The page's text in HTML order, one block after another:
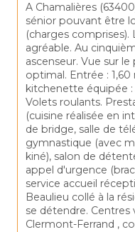
A Chamalières
sénior pouvant être
(charges comprises).
agréable. Au
ascenseur. Vue sur
optimal. Entrée : 1,60
kitchenette équipée :
Volets roulants.
(cuisine réalisée en
de bridge, salle de
gymnastique (avec
kiné), salon de
appel d'urgence
service accueil
Beaulieu collé à la
se détendre. Centres
Clermont-Ferrand ,